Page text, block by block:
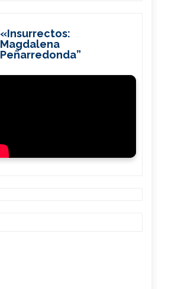
«Insurrectos:
Magdalena
Peñarredonda”